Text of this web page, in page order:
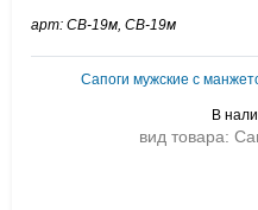
арт: СВ-19м, СВ-19м
Сапоги мужские с
В
вид товара: